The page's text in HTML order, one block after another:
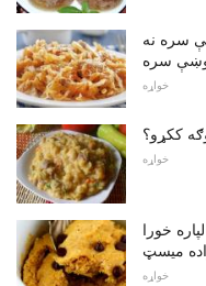
سره نه
خواړه
ککړو؟
خواړه
- د 3 دقیقو لپاره خورا
میسټ
خواړه